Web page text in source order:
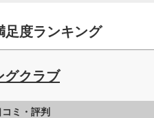
足度ランキング
グクラブ
ミ・評判